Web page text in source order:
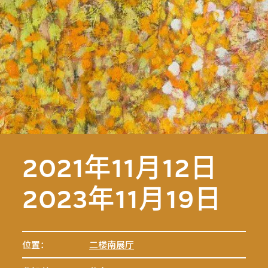
2021年11月12日
2023年11月19日
位置： 二楼南展厅